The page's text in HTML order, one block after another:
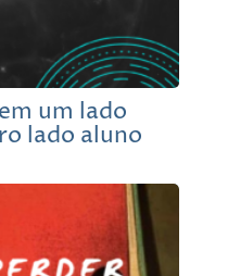
um lado
lado aluno